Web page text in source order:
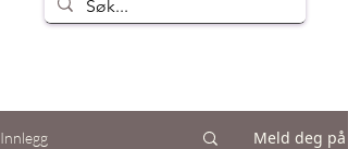
Innlegg Meld deg på